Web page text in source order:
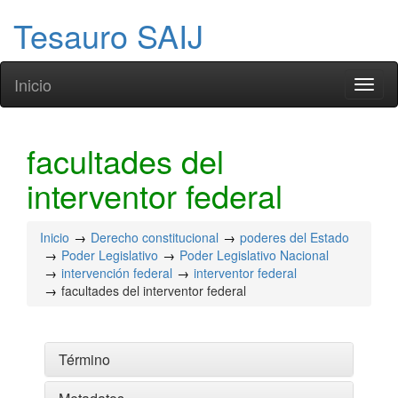
Tesauro SAIJ
Inicio
facultades del
interventor federal
Inicio Derecho constitucional
poderes del Estado
Poder Legislativo
Poder Legislativo Nacional
intervención federal
interventor federal
facultades del interventor federal
Término